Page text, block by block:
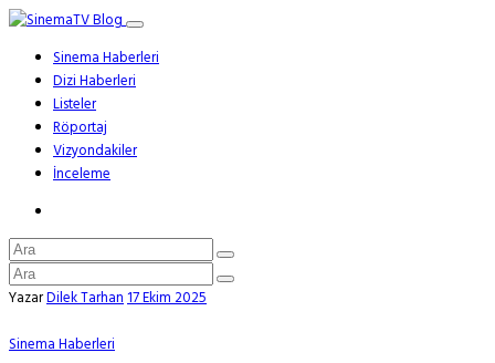
Sinema Haberleri
Dizi Haberleri
Listeler
Röportaj
Vizyondakiler
İnceleme
YazarDilek Tarhan17 Ekim 2025
Sinema Haberleri